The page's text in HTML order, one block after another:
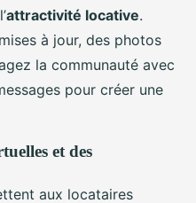
attractivité locative.
à jour, des photos
la communauté avec
pour créer une
et des
aux locataires